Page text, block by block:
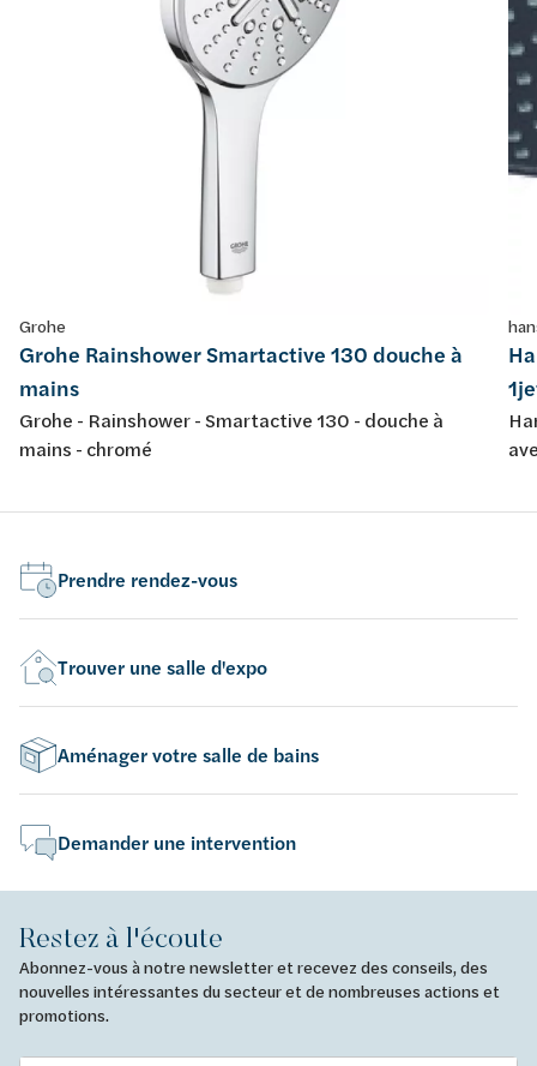
Grohe
Grohe Rainshower Smartactive 130 douche à
mains
Grohe - Rainshower - Smartactive 130 - douche à
mains - chromé
Prendre rendez-vous
Trouver une salle d'expo
Aménager votre salle de bains
Demander une intervention
Restez à l'écoute
Abonnez-vous à notre newsletter et recevez des conseils, des
nouvelles intéressantes du secteur et de nombreuses actions et
promotions.